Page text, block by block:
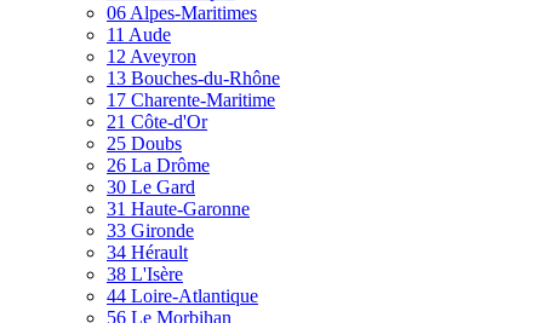
06 Alpes-Maritimes
11 Aude
12 Aveyron
13 Bouches-du-Rhône
17 Charente-Maritime
21 Côte-d'Or
25 Doubs
26 La Drôme
30 Le Gard
31 Haute-Garonne
33 Gironde
34 Hérault
38 L'Isère
44 Loire-Atlantique
56 Le Morbihan